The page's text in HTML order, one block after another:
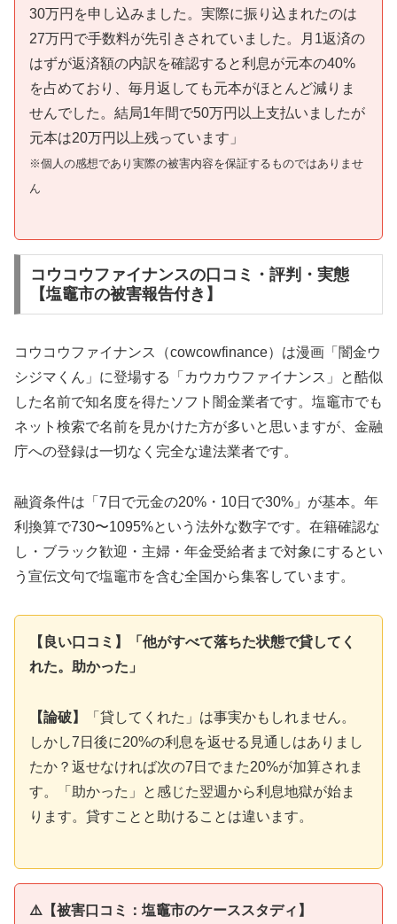
30万円を申し込みました。実際に振り込まれたのは
27万円で手数料が先引きされていました。月1返済の
はずが返済額の内訳を確認すると利息が元本の40%
を占めており、毎月返しても元本がほとんど減りま
せんでした。結局1年間で50万円以上支払いましたが
元本は20万円以上残っています」
※個人の感想であり実際の被害内容を保証するものではありませ
ん
コウコウファイナンスの口コミ・評判・実態
【塩竈市の被害報告付き】
コウコウファイナンス（cowcowfinance）は漫画「闇金ウ
シジマくん」に登場する「カウカウファイナンス」と酷似
した名前で知名度を得たソフト闇金業者です。塩竈市でも
ネット検索で名前を見かけた方が多いと思いますが、金融
庁への登録は一切なく完全な違法業者です。
融資条件は「7日で元金の20%・10日で30%」が基本。年
利換算で730〜1095%という法外な数字です。在籍確認な
し・ブラック歓迎・主婦・年金受給者まで対象にするとい
う宣伝文句で塩竈市を含む全国から集客しています。
【良い口コミ】「他がすべて落ちた状態で貸してく
れた。助かった」
【論破】
「貸してくれた」は事実かもしれません。
しかし7日後に20%の利息を返せる見通しはありまし
たか？返せなければ次の7日でまた20%が加算されま
す。「助かった」と感じた翌週から利息地獄が始ま
ります。貸すことと助けることは違います。
⚠️【被害口コミ：塩竈市のケーススタディ】